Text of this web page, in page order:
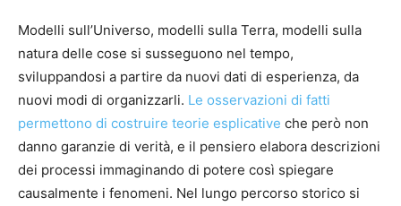
Modelli sull’Universo, modelli sulla Terra, modelli sulla
natura delle cose si susseguono nel tempo,
sviluppandosi a partire da nuovi dati di esperienza, da
nuovi modi di organizzarli. Le osservazioni di fatti
permettono di costruire teorie esplicative che però non
danno garanzie di verità, e il pensiero elabora descrizioni
dei processi immaginando di potere così spiegare
causalmente i fenomeni. Nel lungo percorso storico si